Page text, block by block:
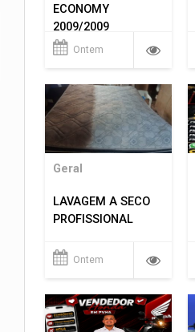
ECONOMY
2009/2009
Ontem
Geral
LAVAGEM A SECO
PROFISSIONAL
Ontem